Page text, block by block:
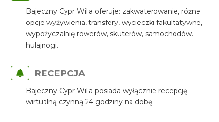
Bajeczny Cypr Willa oferuje: zakwaterowanie, różne
opcje wyżywienia, transfery, wycieczki fakultatywne,
wypożyczalnię rowerów, skuterów, samochodów.
hulajnogi.
RECEPCJA
Bajeczny Cypr Willa posiada wyłącznie recepcję
wirtualną czynną 24 godziny na dobę.